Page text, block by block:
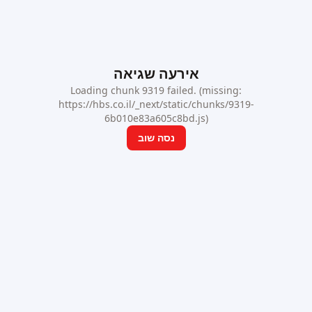
אירעה שגיאה
Loading chunk 9319 failed. (missing:
https://hbs.co.il/_next/static/chunks/9319-
6b010e83a605c8bd.js)